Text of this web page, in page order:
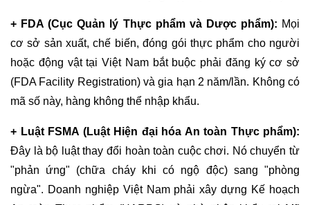
+ FDA (Cục Quản lý Thực phẩm và Dược phẩm): Mọi
cơ sở sản xuất, chế biến, đóng gói thực phẩm cho người
hoặc động vật tại Việt Nam bắt buộc phải đăng ký cơ sở
(FDA Facility Registration) và gia hạn 2 năm/lần. Không có
mã số này, hàng không thể nhập khẩu.
+ Luật FSMA (Luật Hiện đại hóa An toàn Thực phẩm):
Đây là bộ luật thay đổi hoàn toàn cuộc chơi. Nó chuyển từ
"phản ứng" (chữa cháy khi có ngộ độc) sang "phòng
ngừa". Doanh nghiệp Việt Nam phải xây dựng Kế hoạch